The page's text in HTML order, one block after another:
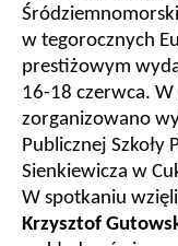
w tegorocznych
prestiżowym
16-18 czerwca.
zorganizowano
Publicznej
Sienkiewicza w
W spotkaniu wzięli
Krzysztof